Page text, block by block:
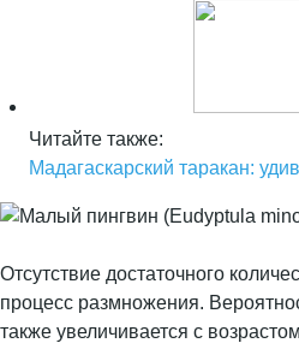
Читайте также:
Мадагаскарский таракан:
Отсутствие достаточного
процесс размножения.
также увеличивается с